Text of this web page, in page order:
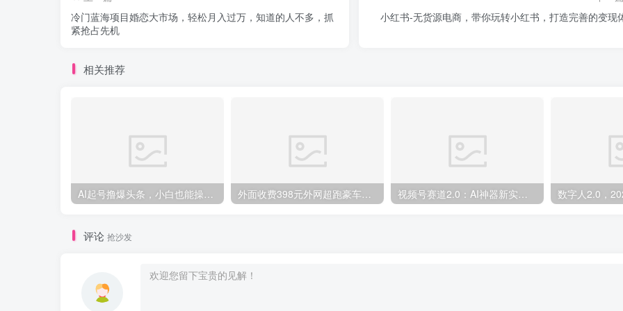
冷门蓝海项目婚恋大市场，轻松月入过万，知道的人不多，抓
紧抢占先机
小红书-无货源电商，带你玩转小红书，打造完善的变现
相关推荐
AI起号撸爆头条，小白也能操作，日入2000+ 外面收费398元外网超跑豪车汽车视频搬运至快手抖音上热门项目 视频号赛道2.0：AI神器新实践！另辟蹊径！五分钟一条作品，小白变高手…
评论 抢沙发